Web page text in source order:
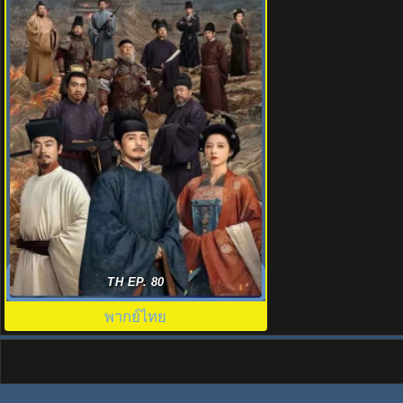
คมดาบสยบพิภพ (2026) Swords Into
Plowshares พากย์ไทย EP.1-48
TH EP. 80
พากย์ไทย